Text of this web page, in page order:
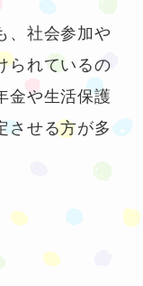
、社会参加や
られているの
金や生活保護
させる方が多